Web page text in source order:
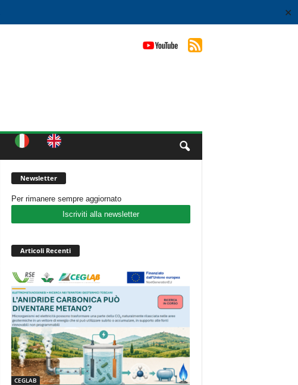
✕
Newsletter
Per rimanere sempre aggiornato
Iscriviti alla newsletter
Articoli Recenti
CEGLAB